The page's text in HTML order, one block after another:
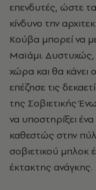
επενδυτές, ώστε
κίνδυνο την
Κούβα μπορεί να
Μαϊάμι.
χώρα και θα κάνει
επέζησε τις
της Σοβιετικής
να υποστηρίξει
καθεστώς στην
σοβιετικού μπλοκ
έκτακτης ανάγκης.